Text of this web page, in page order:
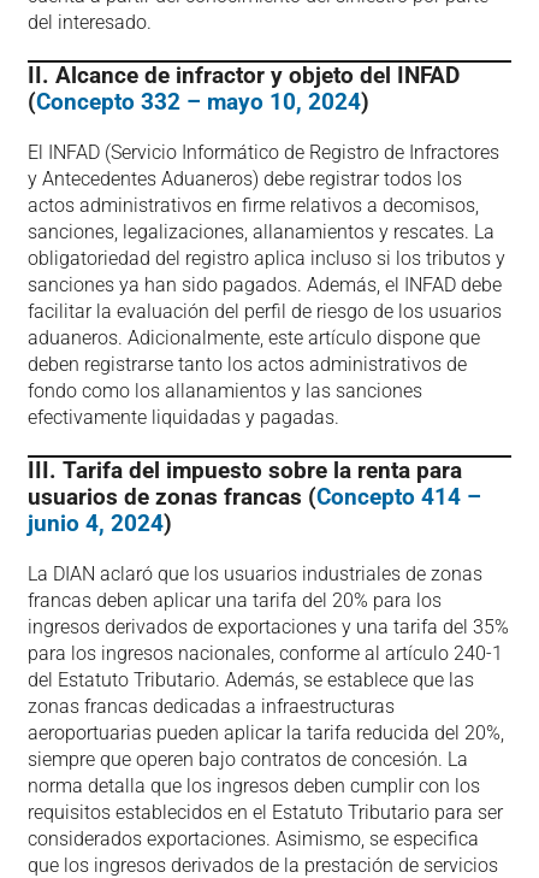
del interesado.
II. Alcance de infractor y objeto del INFAD
(Concepto 332 – mayo 10, 2024)
El INFAD (Servicio Informático de Registro de Infractores
y Antecedentes Aduaneros) debe registrar todos los
actos administrativos en firme relativos a decomisos,
sanciones, legalizaciones, allanamientos y rescates. La
obligatoriedad del registro aplica incluso si los tributos y
sanciones ya han sido pagados. Además, el INFAD debe
facilitar la evaluación del perfil de riesgo de los usuarios
aduaneros. Adicionalmente, este artículo dispone que
deben registrarse tanto los actos administrativos de
fondo como los allanamientos y las sanciones
efectivamente liquidadas y pagadas.
III. Tarifa del impuesto sobre la renta para
usuarios de zonas francas (Concepto 414 –
junio 4, 2024)
La DIAN aclaró que los usuarios industriales de zonas
francas deben aplicar una tarifa del 20% para los
ingresos derivados de exportaciones y una tarifa del 35%
para los ingresos nacionales, conforme al artículo 240-1
del Estatuto Tributario. Además, se establece que las
zonas francas dedicadas a infraestructuras
aeroportuarias pueden aplicar la tarifa reducida del 20%,
siempre que operen bajo contratos de concesión. La
norma detalla que los ingresos deben cumplir con los
requisitos establecidos en el Estatuto Tributario para ser
considerados exportaciones. Asimismo, se especifica
que los ingresos derivados de la prestación de servicios